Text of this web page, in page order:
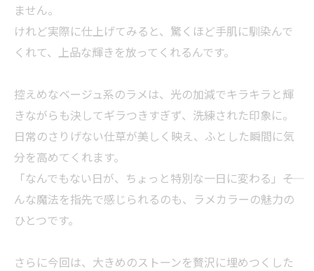
ません。
けれど実際に仕上げてみると、驚くほど手肌に馴染んで
くれて、上品な輝きを放ってくれるんです。
控えめなベージュ系のラメは、光の加減でキラキラと輝
きながらも決してギラつきすぎず、洗練された印象に。
日常のさりげない仕草が美しく映え、ふとした瞬間に気
分を高めてくれます。
「なんでもない日が、ちょっと特別な一日に変わる」――そ
んな魔法を指先で感じられるのも、ラメカラーの魅力の
ひとつです。
さらに今回は、大きめのストーンを贅沢に埋めつくした